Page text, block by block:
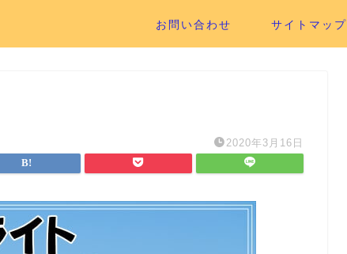
お問い合わせ サイトマップ
2020年3月16日